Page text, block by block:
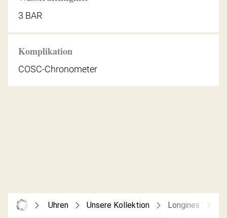
3 BAR
Komplikation
COSC-Chronometer
Uhren Unsere Kollektion Longines